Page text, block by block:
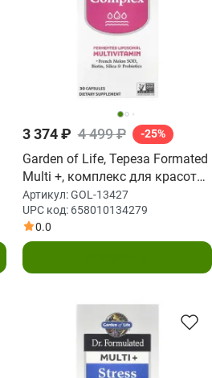
3 374 ₽ 4 499 ₽ -25%
Garden of Life, Тереза Formated
Multi +, комплекс для красоты,
30 капсул
Артикул:GOL-13427
UPC код: 658010134279
0.0